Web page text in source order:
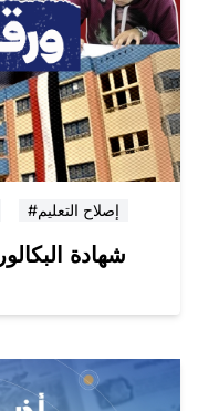
#إصلاح التعليم
شهادة